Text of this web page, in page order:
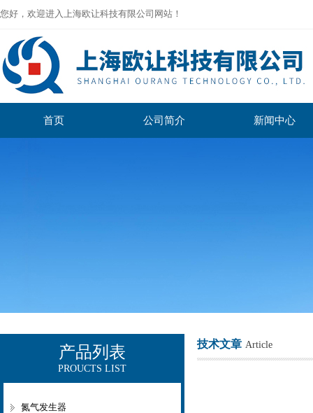
您好，欢迎进入上海欧让科技有限公司网站！
首页 公司简介 新闻中心
产品列表
PROUCTS LIST
氮气发生器
技术文章 Article